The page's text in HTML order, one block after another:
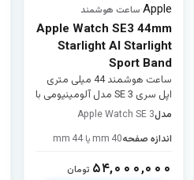
Apple
·ساعت هوشمند
Apple Watch SE3 44mm
Starlight Al Starlight
Sport Band
ساعت هوشمند 44 میلی متری
اپل سری SE 3 مدل آلومینیومی با
بند سیلیکونی
مدلApple Watch SE 3
اندازه صفحه40 mm یا 44 mm
۵۴,۰۰۰,۰۰۰ تومان